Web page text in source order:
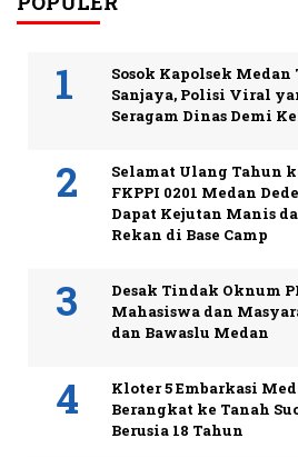
Sosok Kapolsek
Sanjaya, Polisi Viral
Seragam Dinas Demi
Selamat Ulang Tahun
FKPPI 0201 Medan
Dapat Kejutan Manis
Rekan di Base Camp
Desak Tindak Oknum
Mahasiswa dan
dan Bawaslu Medan
Kloter 5 Embarkasi
Berangkat ke Tanah
Berusia 18 Tahun